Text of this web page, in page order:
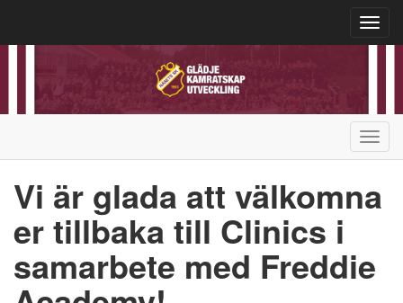
Vi är glada att välkomna
er tillbaka till Clinics i
samarbete med Freddie